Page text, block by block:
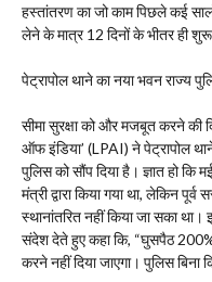
हस्तांतरण का जो काम पिछले कई
लेने के मात्र 12 दिनों के भीतर ही शुरू
​पेट्रापोल थाने का नया भवन राज्य
सीमा सुरक्षा को और मजबूत करने की
ऑफ इंडिया’ (LPAI) ने पेट्रापोल
पुलिस को सौंप दिया है। ज्ञात हो
मंत्री द्वारा किया गया था, लेकिन
स्थानांतरित नहीं किया जा सका
संदेश देते हुए कहा कि, “घुसपैठ 200%
करने नहीं दिया जाएगा। पुलिस बिना